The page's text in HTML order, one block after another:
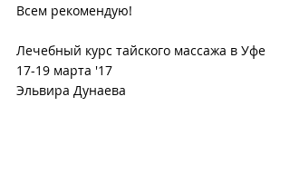
Всем рекомендую!
Лечебный курс тайского массажа в Уфе
17-19 марта '17
Эльвира Дунаева